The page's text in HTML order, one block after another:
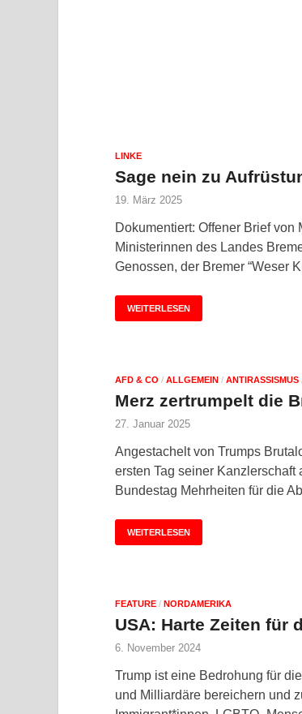
LINKE
Sage nein zu
19. März 2025
Dokumentiert: Offener Brief
Ministerinnen des Landes
Genossen, der Bremer “Weser
WEITERLESEN
AFD & CO / ALLGEMEIN / ANTIRASSISMUS
Merz zertrumpelt die
27. Januar 2025
Angestachelt von Trumps
ersten Tag seiner
Bundestag Mehrheiten für die
WEITERLESEN
FEATURE / NORDAMERIKA
USA: Harte Zeiten für
6. November 2024
Trump ist eine Bedrohung für
und Milliardäre bereichern und